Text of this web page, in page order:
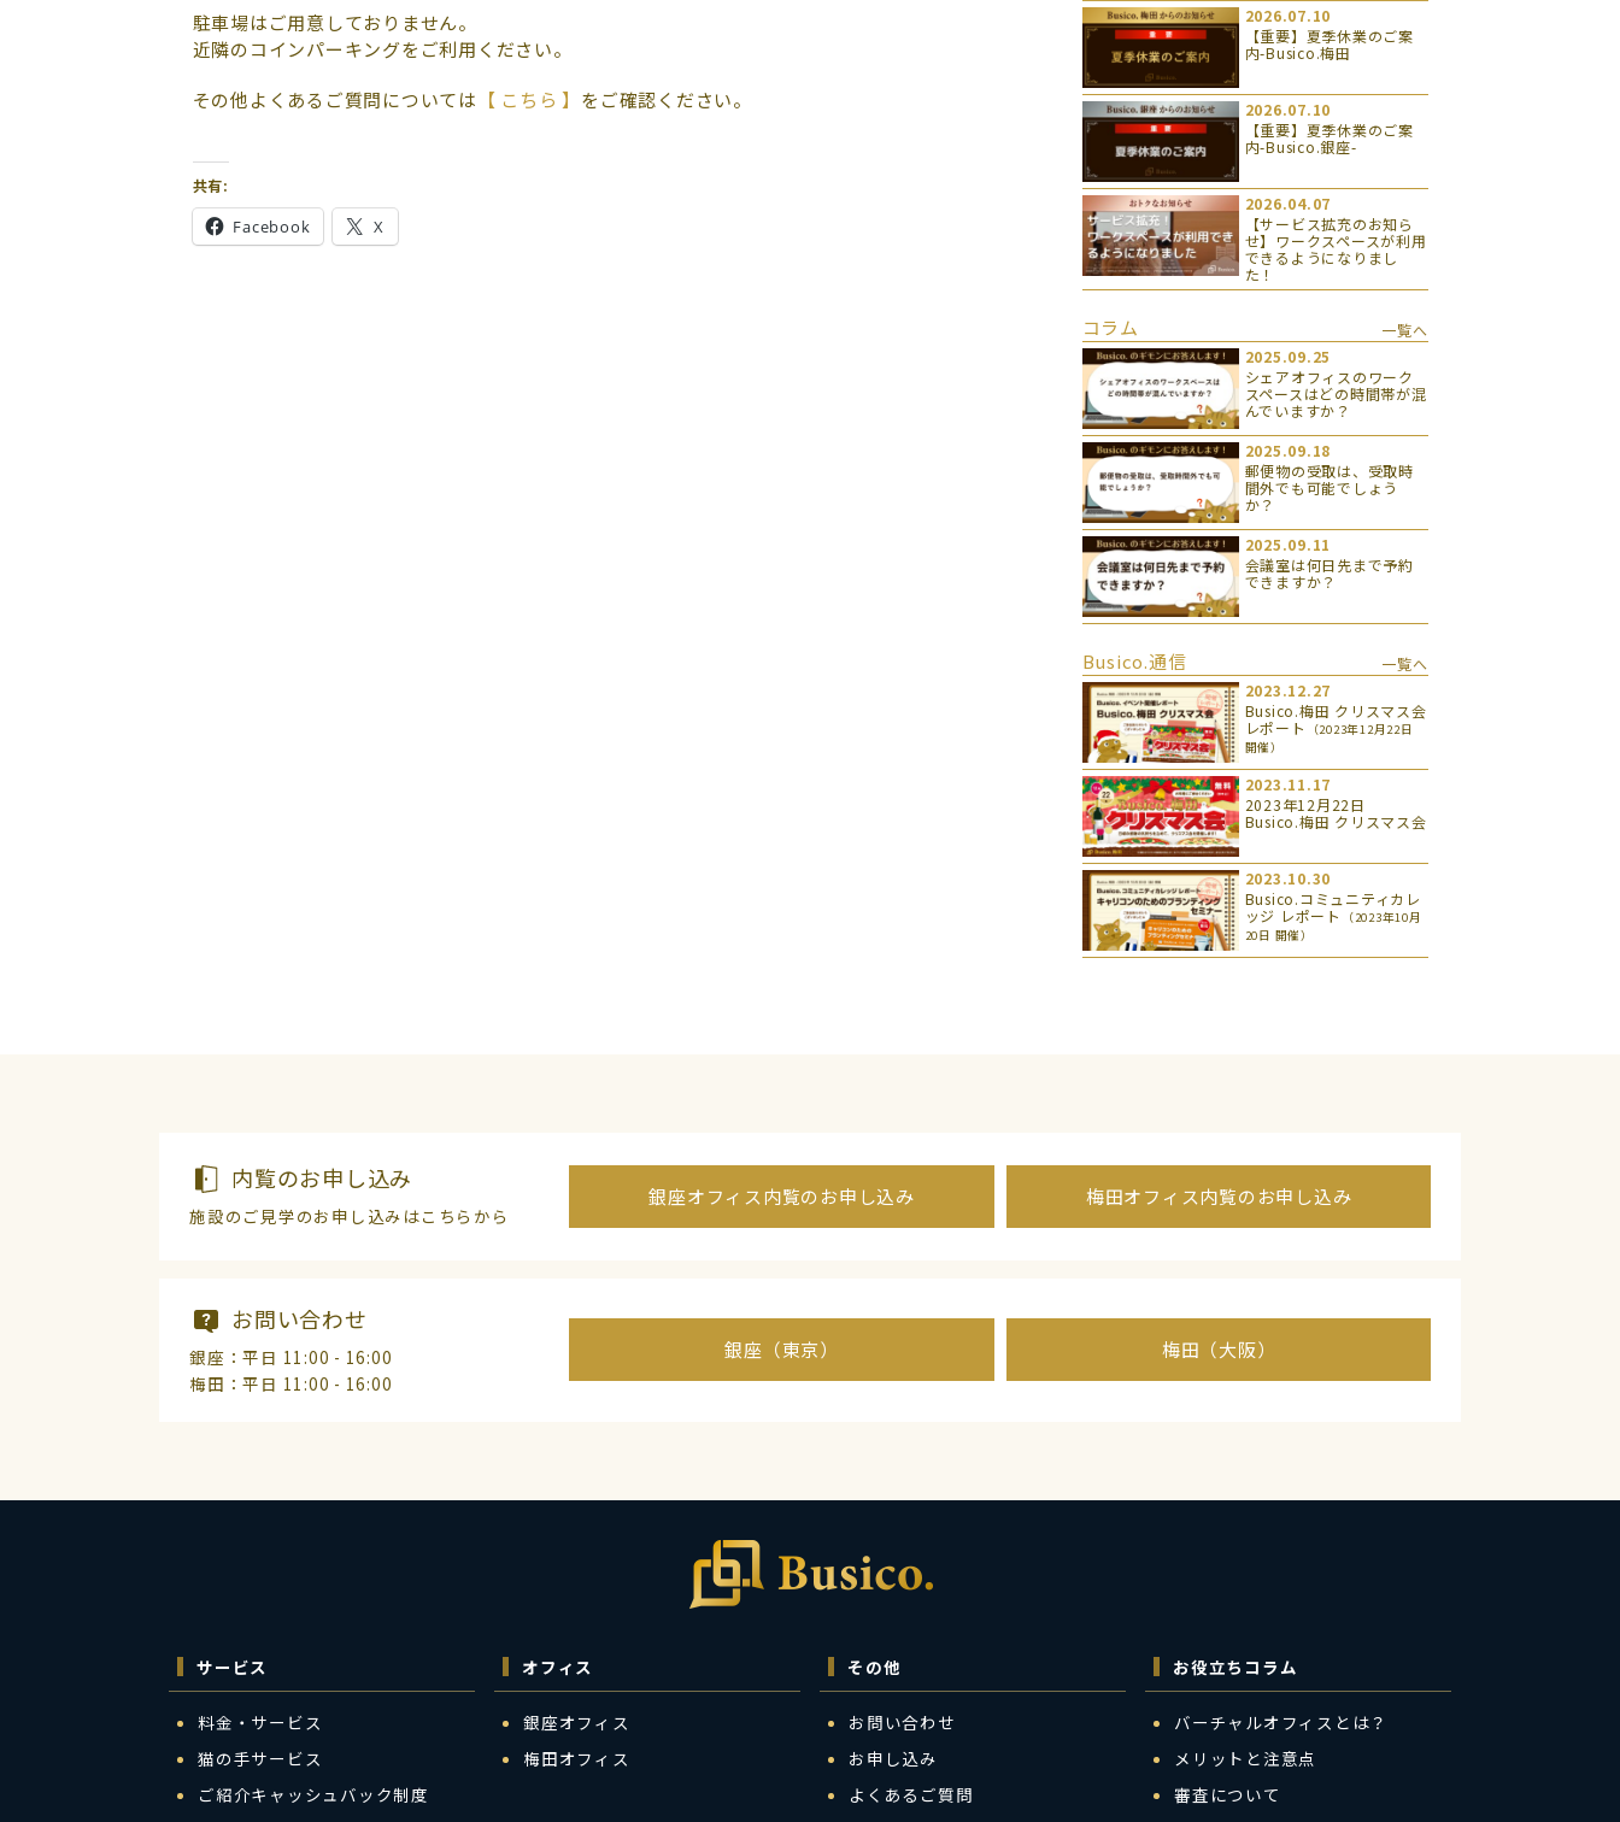
駐車場はご用意しておりません。
近隣のコインパーキングをご利用ください。
その他よくあるご質問については 【 こちら 】 をご確認ください。
共有:
Facebook X
2026.07.10
【重要】夏季休業のご案
内-Busico.梅田
2026.07.10
【重要】夏季休業のご案
内-Busico.銀座-
2026.04.07
【サービス拡充のお知ら
せ】ワークスペースが利用
できるようになりまし
た！
コラム
一覧へ
2025.09.25
シェアオフィスのワーク
スペースはどの時間帯が混
んでいますか？
2025.09.18
郵便物の受取は、受取時
間外でも可能でしょう
か？
2025.09.11
会議室は何日先まで予約
できますか？
Busico.通信
一覧へ
2023.12.27
Busico.梅田 クリスマス会
レポート
（2023年12月22日
開催）
2023.11.17
2023年12月22日
Busico.梅田 クリスマス会
2023.10.30
Busico.コミュニティカレ
ッジ レポート
（2023年10月
20日 開催）
内覧のお申し込み
施設のご見学のお申し込みはこちらから
銀座オフィス内覧のお申し込み 梅田オフィス内覧のお申し込み
お問い合わせ
銀座：平日 11:00 - 16:00
梅田：平日 11:00 - 16:00
銀座（東京） 梅田（大阪）
サービス
料金・サービス
猫の手サービス
ご紹介キャッシュバック制度
オフィス
銀座オフィス
梅田オフィス
その他
お問い合わせ
お申し込み
よくあるご質問
お役立ちコラム
バーチャルオフィスとは？
メリットと注意点
審査について